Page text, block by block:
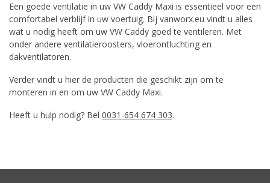
Een goede ventilatie in uw VW Caddy Maxi is essentieel voor een
comfortabel verblijf in uw voertuig. Bij vanworx.eu vindt u alles
wat u nodig heeft om uw VW Caddy goed te ventileren. Met
onder andere ventilatieroosters, vloerontluchting en
dakventilatoren.
Verder vindt u hier de producten die geschikt zijn om te
monteren in en om uw VW Caddy Maxi.
Heeft u hulp nodig? Bel 0031-654 674 303.